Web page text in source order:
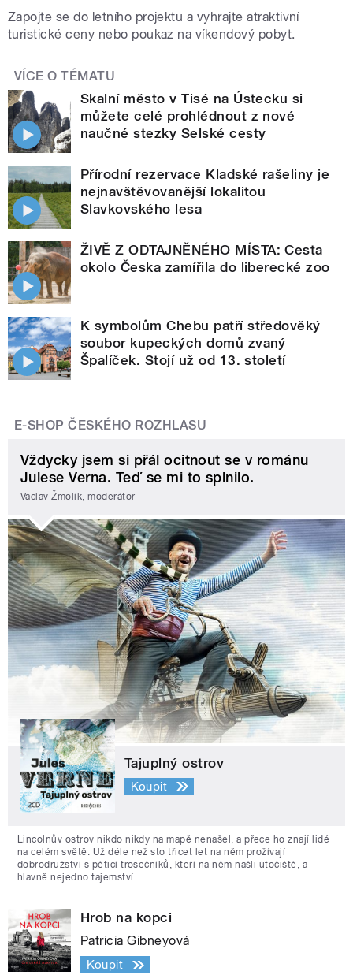
Zapojte se do letního projektu a vyhrajte atraktivní
turistické ceny nebo poukaz na víkendový pobyt.
VÍCE O TÉMATU
Skalní město v Tisé na Ústecku si
můžete celé prohlédnout z nové
naučné stezky Selské cesty
Přírodní rezervace Kladské rašeliny je
nejnavštěvovanější lokalitou
Slavkovského lesa
ŽIVĚ Z ODTAJNĚNÉHO MÍSTA: Cesta
okolo Česka zamířila do liberecké zoo
K symbolům Chebu patří středověký
soubor kupeckých domů zvaný
Špalíček. Stojí už od 13. století
E-SHOP ČESKÉHO ROZHLASU
Vždycky jsem si přál ocitnout se v románu
Julese Verna. Teď se mi to splnilo.
Václav Žmolík, moderátor
Tajuplný ostrov
Koupit
Lincolnův ostrov nikdo nikdy na mapě nenašel, a přece ho znají lidé
na celém světě. Už déle než sto třicet let na něm prožívají
dobrodružství s pěticí trosečníků, kteří na něm našli útočiště, a
hlavně nejedno tajemství.
Hrob na kopci
Patricia Gibneyová
Koupit